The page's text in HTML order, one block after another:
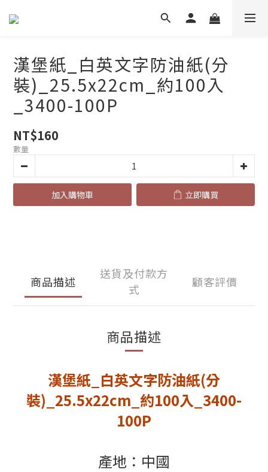
漢堡紙_白英文字防油紙(分
裝)_25.5x22cm_約100入
_3400-100P
NT$160
數量
加入購物車 立即購買
商品描述
送貨及付款方
式
顧客評價
商品描述
漢堡紙_白英文字防油紙(分
裝)_25.5x22cm_約100入_3400-
100P
產地：中國